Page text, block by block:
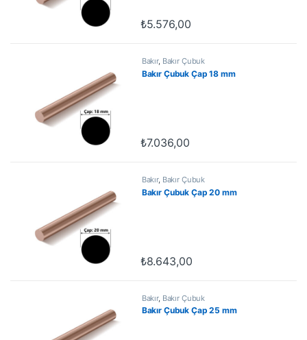
₺5.576,00
Bakır, Bakır Çubuk
Bakır Çubuk Çap 18 mm
₺7.036,00
Bakır, Bakır Çubuk
Bakır Çubuk Çap 20 mm
₺8.643,00
Bakır, Bakır Çubuk
Bakır Çubuk Çap 25 mm